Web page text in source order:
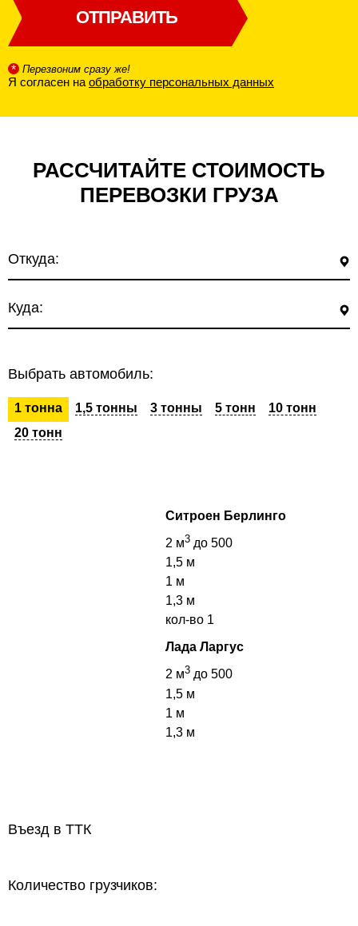
ОТПРАВИТЬ
* Перезвоним сразу же!
Я согласен на обработку персональных данных
РАССЧИТАЙТЕ СТОИМОСТЬ
ПЕРЕВОЗКИ ГРУЗА
Откуда:
Куда:
Выбрать автомобиль:
1 тонна 1,5 тонны 3 тонны 5 тонн
10 тонн
20 тонн
Ситроен Берлинго
2 м3до 500
1,5 м
1 м
1,3 м
кол-во 1
Лада Ларгус
2 м3до 500
1,5 м
1 м
1,3 м
Въезд в ТТК
Количество грузчиков: